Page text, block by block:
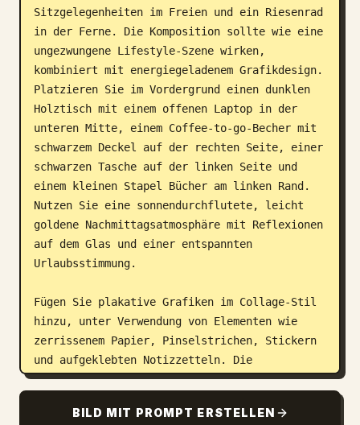
Sitzgelegenheiten im Freien und ein Riesenrad
in der Ferne. Die Komposition sollte wie eine
ungezwungene Lifestyle-Szene wirken,
kombiniert mit energiegeladenem Grafikdesign.
Platzieren Sie im Vordergrund einen dunklen
Holztisch mit einem offenen Laptop in der
unteren Mitte, einem Coffee-to-go-Becher mit
schwarzem Deckel auf der rechten Seite, einer
schwarzen Tasche auf der linken Seite und
einem kleinen Stapel Bücher am linken Rand.
Nutzen Sie eine sonnendurchflutete, leicht
goldene Nachmittagsatmosphäre mit Reflexionen
auf dem Glas und einer entspannten
Urlaubsstimmung.
Fügen Sie plakative Grafiken im Collage-Stil
hinzu, unter Verwendung von Elementen wie
zerrissenem Papier, Pinselstrichen, Stickern
und aufgeklebten Notizzetteln. Die
Hauptüberschrift oben links sollte eine
in Dunkelbraun und Orange sein, die „疯狂星期
BILD MIT PROMPT ERSTELLEN